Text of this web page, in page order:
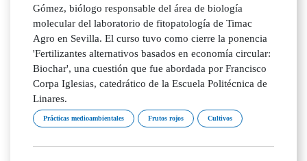
Gómez, biólogo responsable del área de biología
molecular del laboratorio de fitopatología de Timac
Agro en Sevilla. El curso tuvo como cierre la ponencia
'Fertilizantes alternativos basados en economía circular:
Biochar', una cuestión que fue abordada por Francisco
Corpa Iglesias, catedrático de la Escuela Politécnica de
Linares.
Prácticas medioambientales Frutos rojos Cultivos